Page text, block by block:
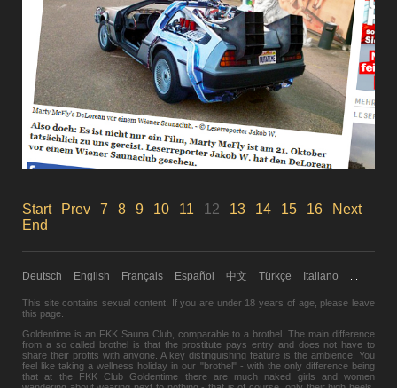
Start Prev 7 8 9 10 11 12 13 14 15 16
Next
End
Deutsch English Français Español 中文 Türkçe Italiano
This site contains sexual content. If you are under 18 years of age, please leave
this page.
Goldentime is an FKK Sauna Club, comparable to a brothel. The main difference
from a so called brothel is that the prostitute pays entry and does not have to
share their profits with anyone. A key distinguishing feature is the ambience. You
feel like taking a wellness holiday in our "brothel" - with the only difference being
that at the FKK Club Goldentime there are much naked girls and women